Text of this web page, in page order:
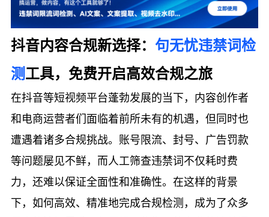
抖音内容合规新选择： 句无忧违禁词检
测工具，免费开启高效合规之旅
在抖音等短视频平台蓬勃发展的当下，内容创作者
和电商运营者们面临着前所未有的机遇，但同时也
遭遇着诸多合规挑战。账号限流、封号、广告罚款
等问题屡见不鲜，而人工筛查违禁词不仅耗时费
力，还难以保证全面性和准确性。在这样的背景
下，如何高效、精准地完成合规检测，成为了众多